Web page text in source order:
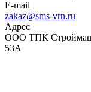
E-mail
zakaz@sms-vrn.ru
Адрес
ООО ТПК
53А